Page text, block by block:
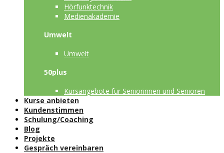
Hörfunktechnik
Medienakademie
Umwelt
Umwelt
50plus
Kursangebote für Seniorinnen und Senioren
Kurse anbieten
Kundenstimmen
Schulung/Coaching
Blog
Projekte
Gespräch vereinbaren